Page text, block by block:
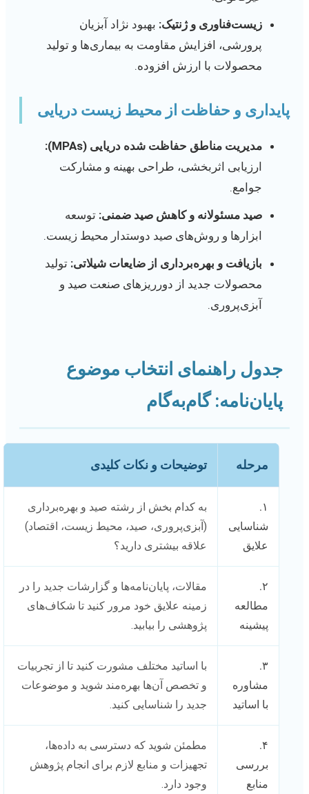
زیست‌فناوری و ژنتیک: بهبود نژاد آبزیان
پرورشی، افزایش مقاومت به بیماری‌ها و تولید
محصولات با ارزش افزوده.
پایداری و حفاظت از محیط زیست دریایی
مدیریت مناطق حفاظت شده دریایی (MPAs):
ارزیابی اثربخشی، طراحی بهینه و مشارکت
جوامع.
صید مسئولانه و کاهش صید ضمنی: توسعه
ابزارها و روش‌های صید دوستدار محیط زیست.
بازیافت و بهره‌برداری از ضایعات شیلاتی: تولید
محصولات جدید از دورریزهای صنعت صید و
آبزی‌پروری.
جدول راهنمای انتخاب موضوع
پایان‌نامه: گام‌به‌گام
مرحله توضیحات و نکات کلیدی
۱.
شناسایی
علایق
به کدام بخش از رشته صید و بهره‌برداری
(آبزی‌پروری، صید، محیط زیست، اقتصاد)
علاقه بیشتری دارید؟
۲.
مطالعه
پیشینه
مقالات، پایان‌نامه‌ها و گزارشات جدید را در
زمینه علایق خود مرور کنید تا شکاف‌های
پژوهشی را بیابید.
۳.
مشاوره
با اساتید
با اساتید مختلف مشورت کنید تا از تجربیات
و تخصص آن‌ها بهره‌مند شوید و موضوعات
جدید را شناسایی کنید.
۴.
بررسی
منابع
مطمئن شوید که دسترسی به داده‌ها،
تجهیزات و منابع لازم برای انجام پژوهش
وجود دارد.